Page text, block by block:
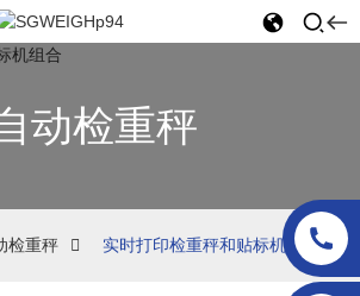
动检重秤
检重秤 实时打印检重秤和贴标机组合